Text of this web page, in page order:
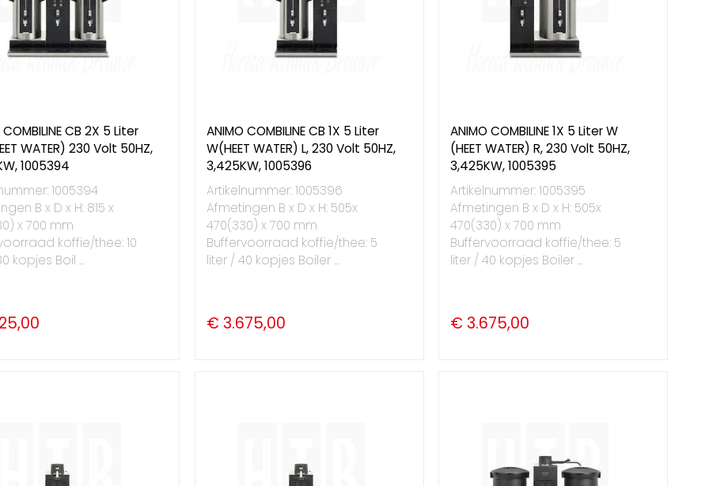
CB 2X 5 Liter
WATER) 230 Volt 50HZ,
1005394
1005394
B x D x H: 815 x
x 700 mm
koffie/thee: 10
kopjes Boil ...
ANIMO COMBILINE CB 1X 5 Liter
W(HEET WATER) L, 230 Volt 50HZ,
3,425KW, 1005396
Artikelnummer: 1005396
Afmetingen B x D x H: 505x
470(330) x 700 mm
Buffervoorraad koffie/thee: 5
liter / 40 kopjes Boiler ...
€ 3.675,00
ANIMO COMBILINE 1X 5 Liter W
(HEET WATER) R, 230 Volt 50HZ,
3,425KW, 1005395
Artikelnummer: 1005395
Afmetingen B x D x H: 505x
470(330) x 700 mm
Buffervoorraad koffie/thee: 5
liter / 40 kopjes Boiler ...
€ 3.675,00